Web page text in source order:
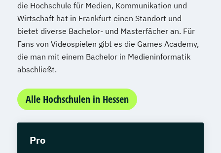
die Hochschule für Medien, Kommunikation und
Wirtschaft hat in Frankfurt einen Standort und
bietet diverse Bachelor- und Masterfächer an. Für
Fans von Videospielen gibt es die Games Academy,
die man mit einem Bachelor in Medieninformatik
abschließt.
Alle Hochschulen in Hessen
Pro